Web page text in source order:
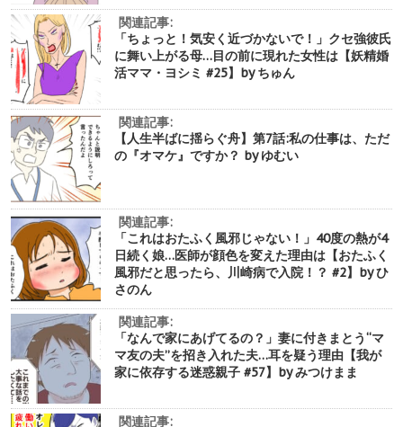
関連記事:
「ちょっと！気安く近づかないで！」クセ強彼氏
に舞い上がる母…目の前に現れた女性は【妖精婚
活ママ・ヨシミ #25】by ちゅん
関連記事:
【人生半ばに揺らぐ舟】第7話:私の仕事は、ただ
の『オマケ』ですか？ by ゆむい
関連記事:
「これはおたふく風邪じゃない！」40度の熱が4
日続く娘…医師が顔色を変えた理由は【おたふく
風邪だと思ったら、川崎病で入院！？ #2】by ひ
さのん
関連記事:
「なんで家にあげてるの？」妻に付きまとう“マ
マ友の夫”を招き入れた夫…耳を疑う理由【我が
家に依存する迷惑親子 #57】by みつけまま
関連記事: